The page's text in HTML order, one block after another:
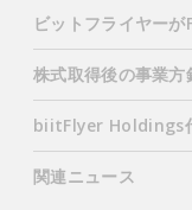
ビットフライヤー
株式取得後の事業方
biitFlyer Holdings
関連ニュース